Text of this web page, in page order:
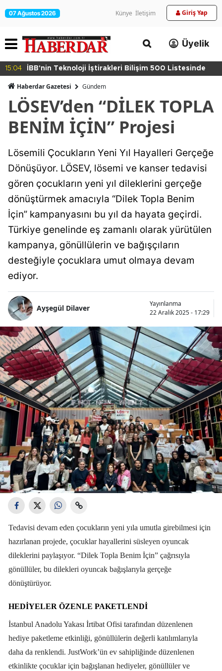
07 Ağustos 2026 Künye İletişim Giriş Yap
Üyelik
15:04 İBB'nin Teknoloji İştirakleri Bilişim 500 Listesinde
Haberdar Gazetesi Gündem
LÖSEV’den “DİLEK TOPLA
BENİM İÇİN” Projesi
Lösemili Çocukların Yeni Yıl Hayalleri Gerçeğe
Dönüşüyor. LÖSEV, lösemi ve kanser tedavisi
gören çocukların yeni yıl dileklerini gerçeğe
dönüştürmek amacıyla “Dilek Topla Benim
İçin” kampanyasını bu yıl da hayata geçirdi.
Türkiye genelinde eş zamanlı olarak yürütülen
kampanya, gönüllülerin ve bağışçıların
desteğiyle çocuklara umut olmaya devam
ediyor.
Ayşegül Dilaver
Yayınlanma
22 Aralık 2025 - 17:29
Tedavisi devam eden çocukların yeni yıla umutla girebilmesi için
hazırlanan projede, çocuklar hayallerini süsleyen oyuncak
dileklerini paylaşıyor. “Dilek Topla Benim İçin” çağrısıyla
gönüllüler, bu dilekleri oyuncak bağışlarıyla gerçeğe
dönüştürüyor.
HEDIYELER ÖZENLE PAKETLENDI
İstanbul Anadolu Yakası İrtibat Ofisi tarafından düzenlenen
hediye paketleme etkinliği, gönüllülerin değerli katılımlarıyla
daha da renklendi. JustWork’ün ev sahipliğinde düzenlenen
etkinlikte çocuklar için bağışlanan hediyeler, gönüllüler ve